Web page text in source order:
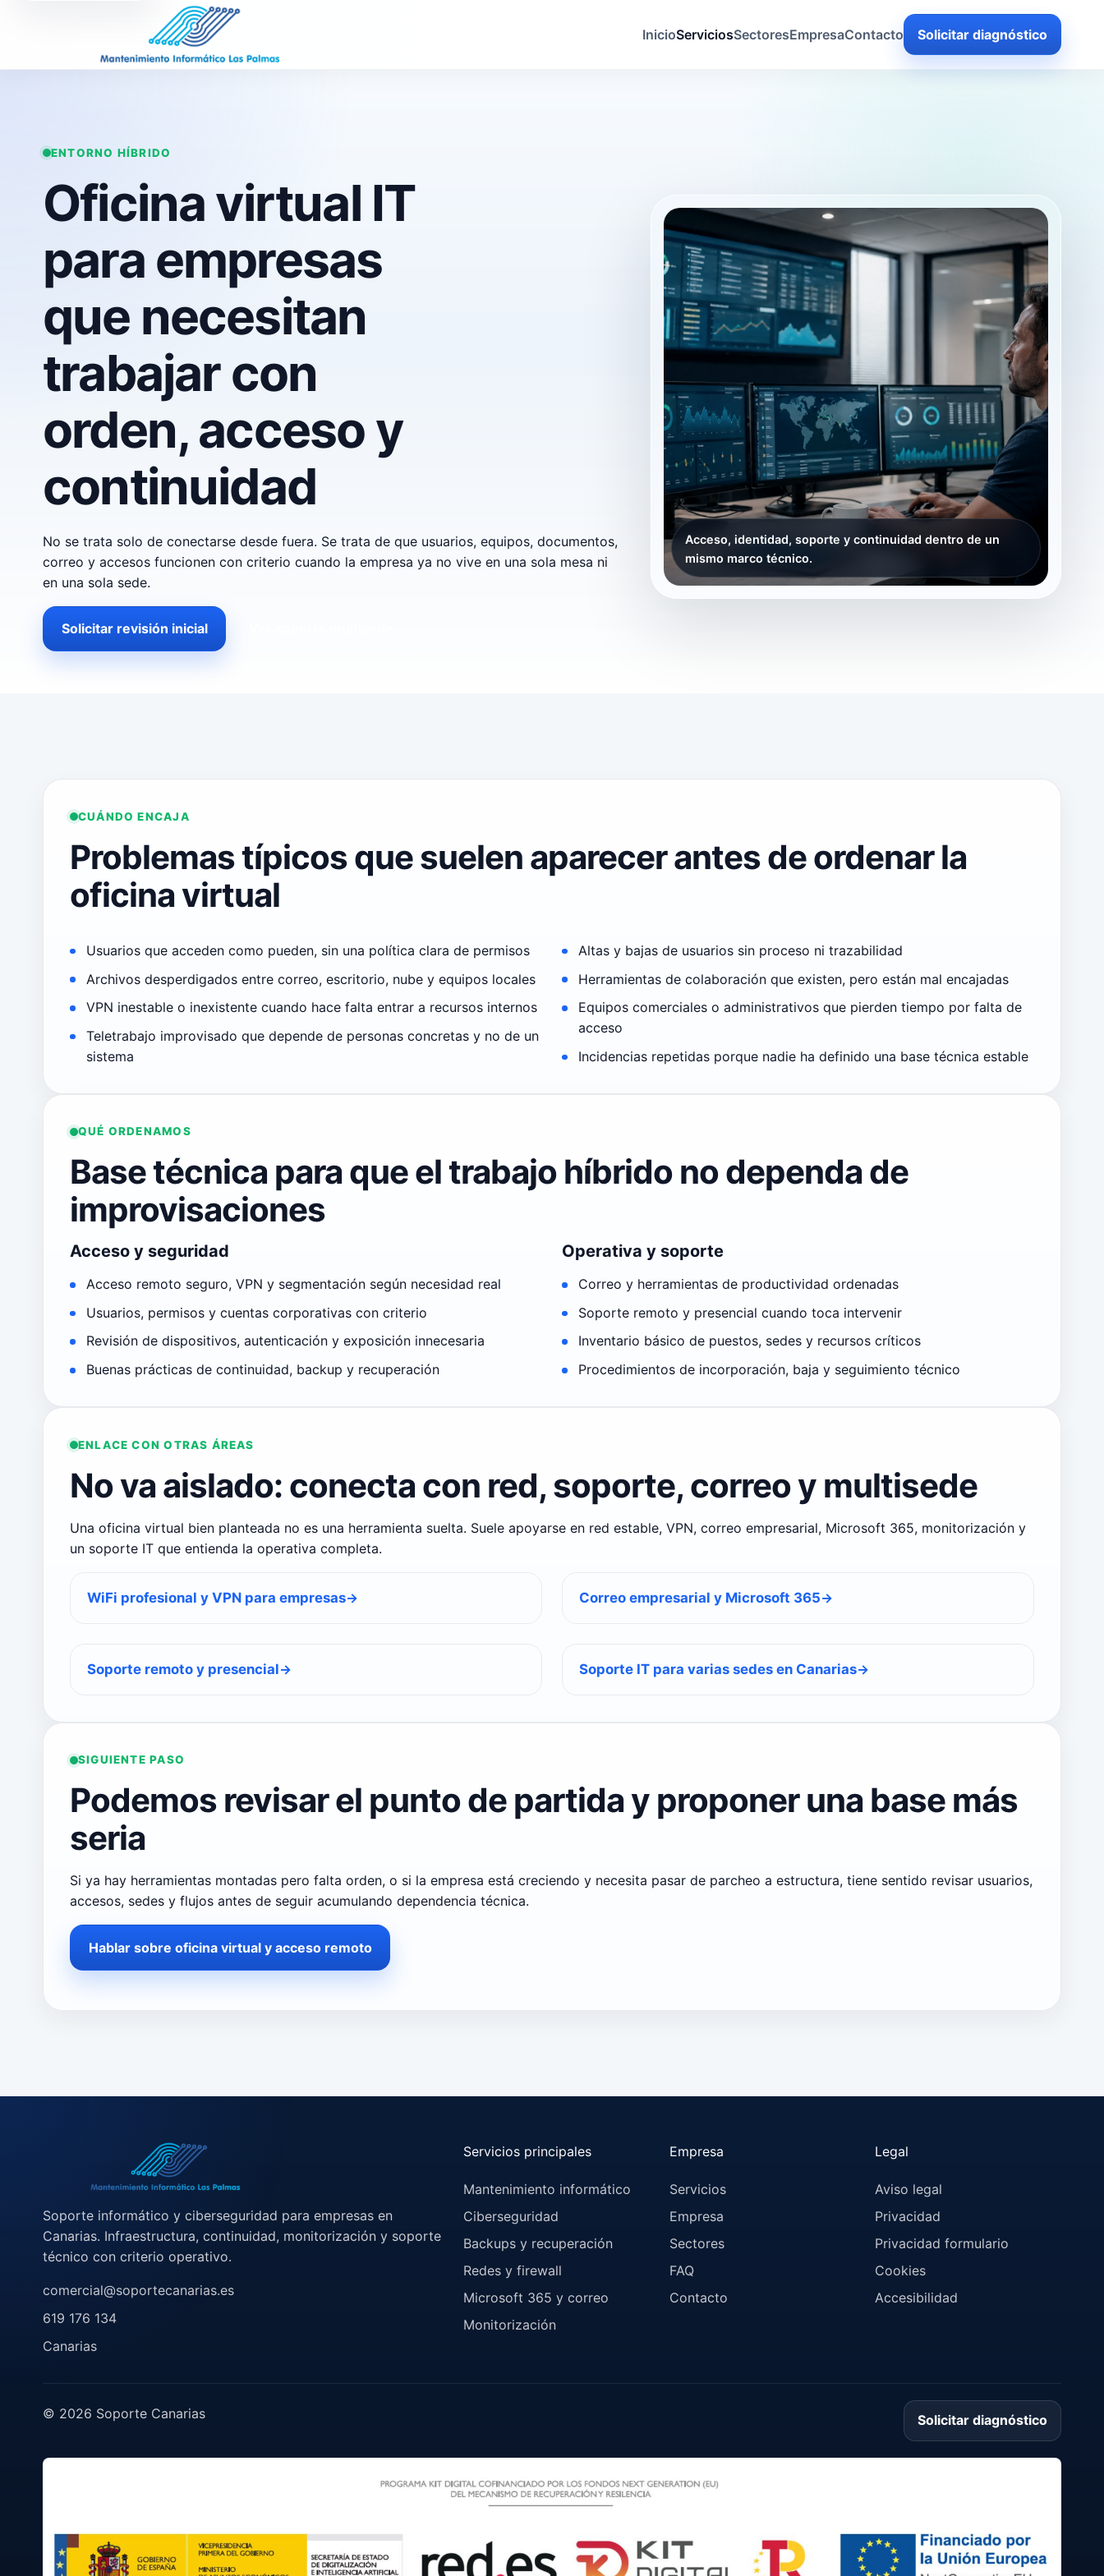
InicioServiciosSectoresEmpresaContacto Solicitar diagnóstico
ENTORNO HÍBRIDO
Oficina virtual IT
para empresas
que necesitan
trabajar con
orden, acceso y
continuidad
No se trata solo de conectarse desde fuera. Se trata de que usuarios, equipos, documentos,
correo y accesos funcionen con criterio cuando la empresa ya no vive en una sola mesa ni
en una sola sede.
Solicitar revisión inicial
Acceso, identidad, soporte y continuidad dentro de un
mismo marco técnico.
CUÁNDO ENCAJA
Problemas típicos que suelen aparecer antes de ordenar la
oficina virtual
Usuarios que acceden como pueden, sin una política clara de permisos
Archivos desperdigados entre correo, escritorio, nube y equipos locales
VPN inestable o inexistente cuando hace falta entrar a recursos internos
Teletrabajo improvisado que depende de personas concretas y no de un
sistema
Altas y bajas de usuarios sin proceso ni trazabilidad
Herramientas de colaboración que existen, pero están mal encajadas
Equipos comerciales o administrativos que pierden tiempo por falta de
acceso
Incidencias repetidas porque nadie ha definido una base técnica estable
QUÉ ORDENAMOS
Base técnica para que el trabajo híbrido no dependa de
improvisaciones
Acceso y seguridad
Acceso remoto seguro, VPN y segmentación según necesidad real
Usuarios, permisos y cuentas corporativas con criterio
Revisión de dispositivos, autenticación y exposición innecesaria
Buenas prácticas de continuidad, backup y recuperación
Operativa y soporte
Correo y herramientas de productividad ordenadas
Soporte remoto y presencial cuando toca intervenir
Inventario básico de puestos, sedes y recursos críticos
Procedimientos de incorporación, baja y seguimiento técnico
ENLACE CON OTRAS ÁREAS
No va aislado: conecta con red, soporte, correo y multisede
Una oficina virtual bien planteada no es una herramienta suelta. Suele apoyarse en red estable, VPN, correo empresarial, Microsoft 365, monitorización y
un soporte IT que entienda la operativa completa.
WiFi profesional y VPN para empresas Correo empresarial y Microsoft 365
Soporte remoto y presencial Soporte IT para varias sedes en Canarias
SIGUIENTE PASO
Podemos revisar el punto de partida y proponer una base más
seria
Si ya hay herramientas montadas pero falta orden, o si la empresa está creciendo y necesita pasar de parcheo a estructura, tiene sentido revisar usuarios,
accesos, sedes y flujos antes de seguir acumulando dependencia técnica.
Hablar sobre oficina virtual y acceso remoto
Soporte informático y ciberseguridad para empresas en
Canarias. Infraestructura, continuidad, monitorización y soporte
técnico con criterio operativo.
comercial@soportecanarias.es
619 176 134
Canarias
Servicios principales
Mantenimiento informático
Ciberseguridad
Backups y recuperación
Redes y firewall
Microsoft 365 y correo
Monitorización
Empresa
Servicios
Empresa
Sectores
FAQ
Contacto
Legal
Aviso legal
Privacidad
Privacidad formulario
Cookies
Accesibilidad
© 2026 Soporte Canarias Solicitar diagnóstico